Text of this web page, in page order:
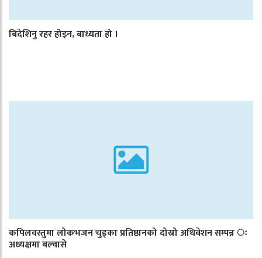
बिदेशिनु रहर होइन, बाध्यता हो ।
कपिलवस्तुमा लोकभजन चुड्का प्रतिष्ठानको दोस्रो अधिवेशन सम्पन्न ः
अध्यक्षमा बल्वासे